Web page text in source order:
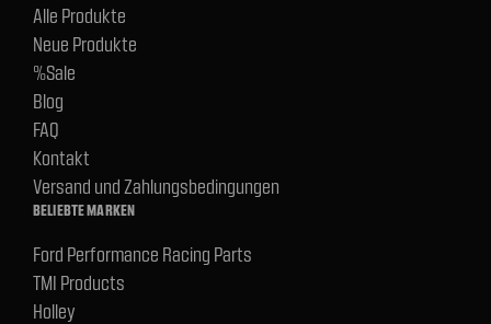
Alle Produkte
Neue Produkte
%Sale
Blog
FAQ
Kontakt
Versand und Zahlungsbedingungen
BELIEBTE MARKEN
Ford Performance Racing Parts
TMI Products
Holley